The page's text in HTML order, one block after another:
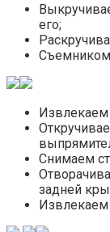
его;
Извлекаем
Снимаем
задней